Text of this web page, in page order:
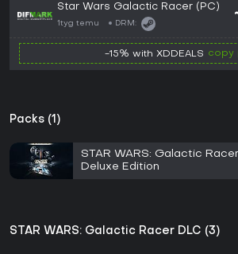
Star Wars Galactic Racer (PC)
1tyg temu DRM:
-15% with XDDEALS copy
Packs (1)
STAR WARS: Galactic Racer
Deluxe Edition
STAR WARS: Galactic Racer DLC (3)